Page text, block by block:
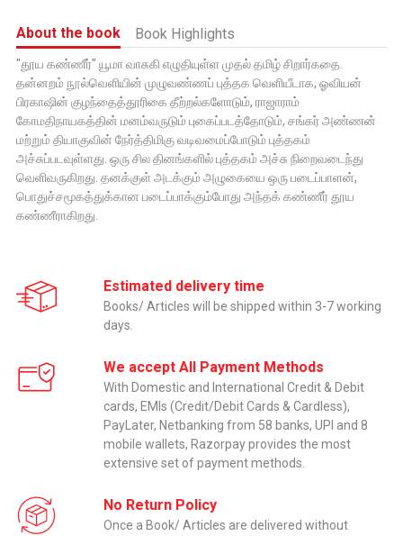
About the book Book Highlights
"தூய கண்ணீர்" யூமா வாசுகி எழுதியுள்ள முதல் தமிழ் சிறார்கதை.
தன்னறம் நூல்வெளியின் முழுவண்ணப் புத்தக வெளியீடாக, ஓவியன்
பிரகாஷின் குழந்தைத்தூரிகை தீற்றல்களோடும், ராஜாராம்
கோமதிநாயகத்தின் மனம்வருடும் புகைப்படத்தோடும், சங்கர் அண்ணன்
மற்றும் தியாகுவின் நேர்த்திமிகு வடிவமைப்போடும் புத்தகம்
அச்சுப்படவுள்ளது. ஒரு சில தினங்களில் புத்தகம் அச்சு நிறைவடைந்து
வெளிவருகிறது. தனக்குள் அடக்கும் அழுகையை ஒரு படைப்பாளன்,
பொதுச்சமூகத்துக்கான படைப்பாக்கும்போது அந்தக் கண்ணீர் தூய
கண்ணீராகிறது.
Estimated delivery time
Books/ Articles will be shipped within 3-7 working
days.
We accept All Payment Methods
With Domestic and International Credit & Debit
cards, EMIs (Credit/Debit Cards & Cardless),
PayLater, Netbanking from 58 banks, UPI and 8
mobile wallets, Razorpay provides the most
extensive set of payment methods.
No Return Policy
Once a Book/ Articles are delivered without